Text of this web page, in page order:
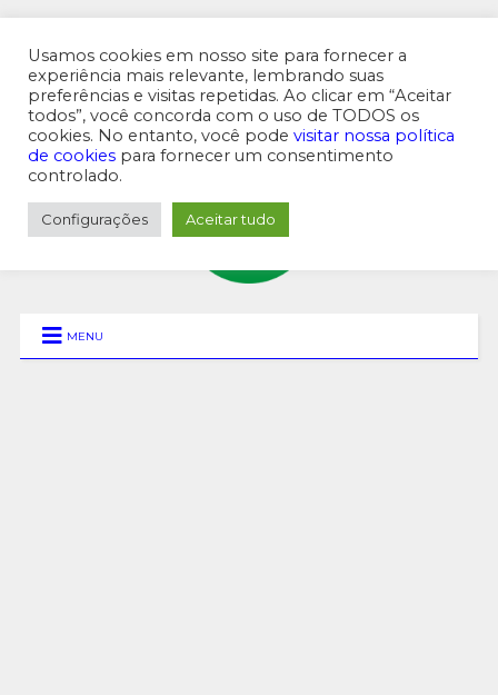
MENU SUPERIOR
MENU
Usamos cookies em nosso site para fornecer a
experiência mais relevante, lembrando suas
preferências e visitas repetidas. Ao clicar em “Aceitar
todos”, você concorda com o uso de TODOS os
cookies. No entanto, você pode visitar nossa política
de cookies para fornecer um consentimento
controlado.
Configurações Aceitar tudo